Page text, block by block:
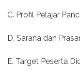
C. Profil Pelajar
D. Sarana dan
E. Target Peserta